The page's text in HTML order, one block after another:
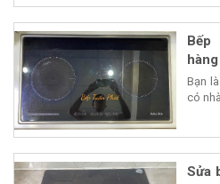
Bếp
Bạn
có
Sửa